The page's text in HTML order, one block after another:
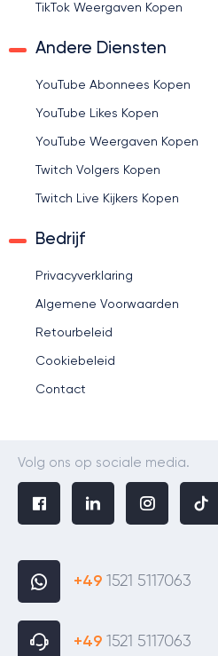
TikTok Weergaven Kopen
Andere Diensten
YouTube Abonnees Kopen
YouTube Likes Kopen
YouTube Weergaven Kopen
Twitch Volgers Kopen
Twitch Live Kijkers Kopen
Bedrijf
Privacyverklaring
Algemene Voorwaarden
Retourbeleid
Cookiebeleid
Contact
Volg ons op sociale media.
+49 1521 5117063
+49 1521 5117063